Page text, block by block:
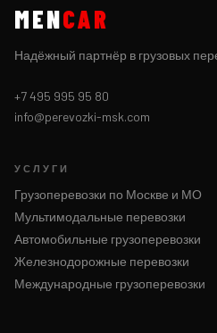
MENCAR
Надёжный партнёр в грузовых
+7 495 995 95 80
info@perevozki-msk.com
УСЛУГИ
Грузоперевозки по Москве и МО
Мультимодальные перевозки
Автомобильные грузоперевозки
Железнодорожные перевозки
Международные грузоперевозки